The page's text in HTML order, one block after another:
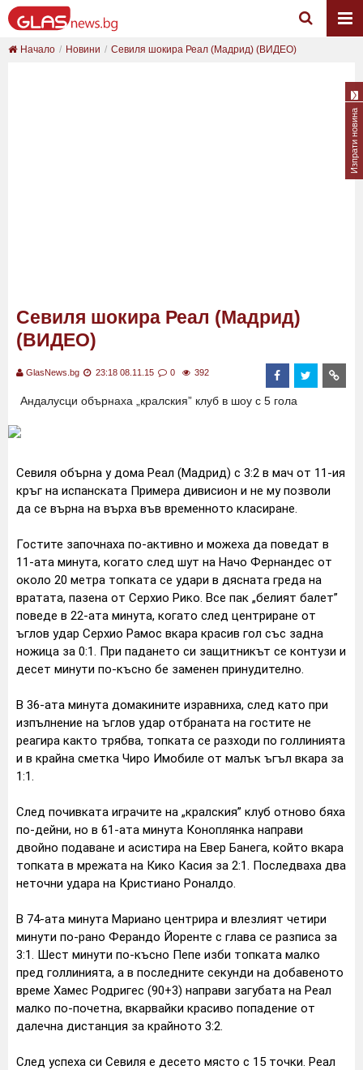
Начало Новини Севиля шокира Реал (Мадрид) (ВИДЕО)
Севиля шокира Реал (Мадрид)
(ВИДЕО)
GlasNews.bg 23:18 08.11.15 0 392
Андалусци обърнаха „кралския” клуб в шоу с 5 гола
Севиля обърна у дома Реал (Мадрид) с 3:2 в мач от 11-ия
кръг на испанската Примера дивисион и не му позволи
да се върна на върха във временното класиране.
Гостите започнаха по-активно и можеха да поведат в
11-ата минута, когато след шут на Начо Фернандес от
около 20 метра топката се удари в дясната греда на
вратата, пазена от Серхио Рико. Все пак „белият балет”
поведе в 22-ата минута, когато след центриране от
ъглов удар Серхио Рамос вкара красив гол със задна
ножица за 0:1. При падането си защитникът се контузи и
десет минути по-късно бе заменен принудително.
В 36-ата минута домакините изравниха, след като при
изпълнение на ъглов удар отбраната на гостите не
реагира както трябва, топката се разходи по голлинията
и в крайна сметка Чиро Имобиле от малък ъгъл вкара за
1:1.
След почивката играчите на „кралския” клуб отново бяха
по-дейни, но в 61-ата минута Коноплянка направи
двойно подаване и асистира на Евер Банега, който вкара
топката в мрежата на Кико Касия за 2:1. Последваха два
неточни удара на Кристиано Роналдо.
В 74-ата минута Мариано центрира и влезлият четири
минути по-рано Ферандо Йоренте с глава се разписа за
3:1. Шест минути по-късно Пепе изби топката малко
пред голлинията, а в последните секунди на добавеното
време Хамес Родригес (90+3) направи загубата на Реал
малко по-почетна, вкарвайки красиво попадение от
далечна дистанция за крайното 3:2.
След успеха си Севиля е десето място с 15 точки. Реал
Изпрати новина